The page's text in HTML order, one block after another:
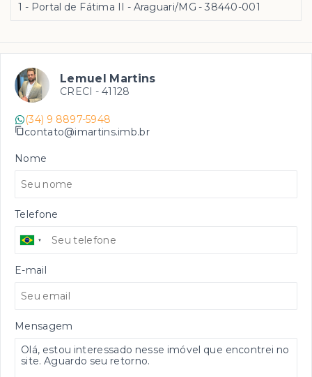
1 - Portal de Fátima II - Araguari/MG - 38440-001
Lemuel Martins
CRECI - 41128
(34) 9 8897-5948
contato@imartins.imb.br
Nome
Telefone
E-mail
Mensagem